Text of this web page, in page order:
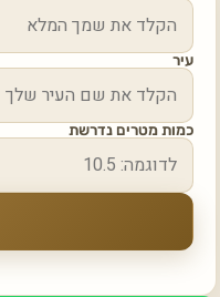
עיר
כמות מטרים נדרשת